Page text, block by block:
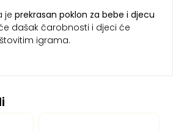
je prekrasan poklon za bebe i djecu
dašak čarobnosti i djeci će
igrama.